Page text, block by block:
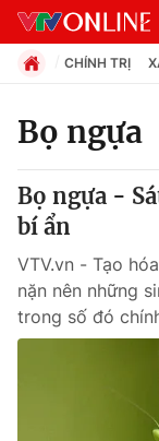
Chuyên mục
Chính trị
Xã hội
Pháp luật
CHÍNH TRỊ
Bọ ngựa
Bọ ngựa -
bí ẩn
VTV.vn - Tạo
nặn nên những
trong số đó